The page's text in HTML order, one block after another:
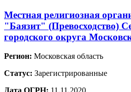
Местная религиозная
"Баязит" (Превосходство)
городского округа
Регион: Московская область
Статус: Зарегистрированные